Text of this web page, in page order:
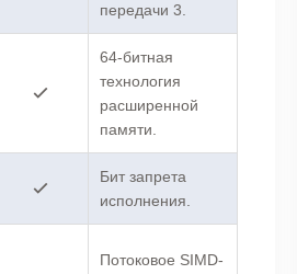
передачи 3.
64-битная
технология
расширенной
памяти.
Бит запрета
исполнения.
Потоковое SIMD-